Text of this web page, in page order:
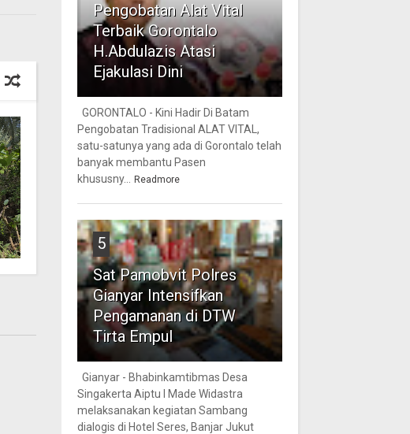
Pengobatan Alat Vital
Terbaik Gorontalo
H.Abdulazis Atasi
Ejakulasi Dini
GORONTALO - Kini Hadir Di Batam
Pengobatan Tradisional ALAT VITAL,
satu-satunya yang ada di Gorontalo telah
banyak membantu Pasen
khususny... Readmore
5
Sat Pamobvit Polres
Gianyar Intensifkan
Pengamanan di DTW
Tirta Empul
Gianyar - Bhabinkamtibmas Desa
Singakerta Aiptu I Made Widastra
melaksanakan kegiatan Sambang
dialogis di Hotel Seres, Banjar Jukut